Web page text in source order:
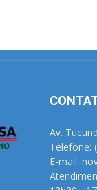
Av.
Telefone:
E-mail: